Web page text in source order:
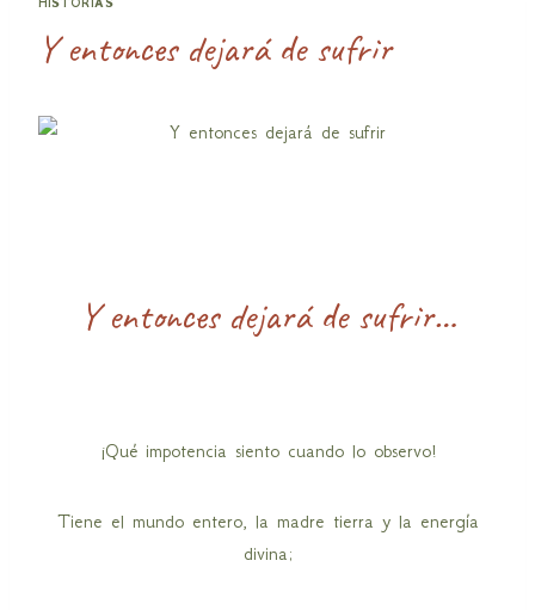
Y entonces dejará de sufrir
Y entonces dejará de sufrir…
¡Qué impotencia siento cuando lo observo!
Tiene el mundo entero, la madre tierra y la energía
divina;